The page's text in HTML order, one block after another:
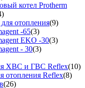
котел Protherm
отопления(9)
-65(3)
EKO -30(3)
- 30(3)
ХВС и ГВС Reflex(10)
отопления Reflex(8)
(26)